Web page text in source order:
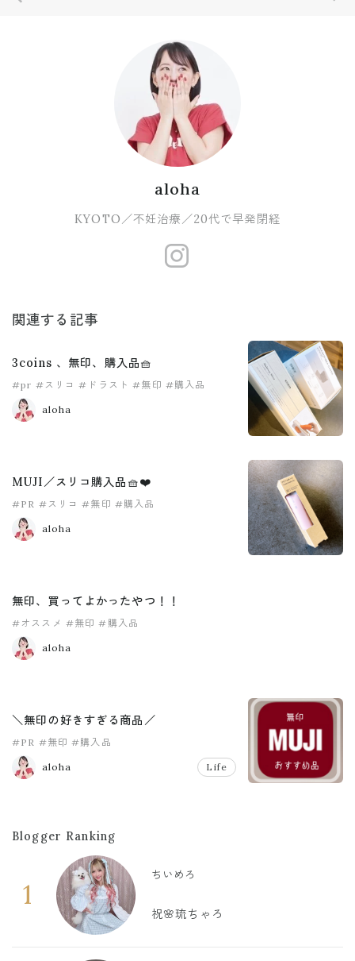
aloha
KYOTO／不妊治療／20代で早発閉経
関連する記事
3coins 、無印、購入品🧺
#pr #スリコ #ドラスト #無印 #購入品
aloha
MUJI／スリコ購入品🧺❤️
#PR #スリコ #無印 #購入品
aloha
無印、買ってよかったやつ！！
#オススメ #無印 #購入品
aloha
＼無印の好きすぎる商品／
#PR #無印 #購入品
aloha Life
Blogger Ranking
1
ちいめろ
祝🌸琉ちゃろ